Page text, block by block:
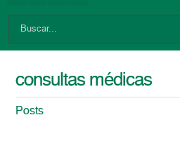
consultas médicas
Posts